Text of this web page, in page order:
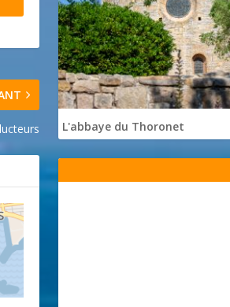
L'abbaye du Thoronet